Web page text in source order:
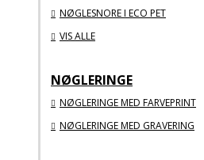
NØGLESNORE I ECO PET
VIS ALLE
NØGLERINGE
NØGLERINGE MED FARVEPRINT
NØGLERINGE MED GRAVERING